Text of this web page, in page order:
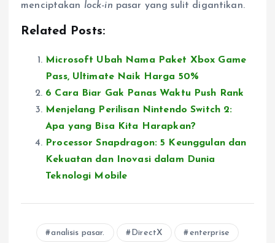
menciptakan lock-in pasar yang sulit digantikan.
Related Posts:
Microsoft Ubah Nama Paket Xbox Game
Pass, Ultimate Naik Harga 50%
6 Cara Biar Gak Panas Waktu Push Rank
Menjelang Perilisan Nintendo Switch 2:
Apa yang Bisa Kita Harapkan?
Processor Snapdragon: 5 Keunggulan dan
Kekuatan dan Inovasi dalam Dunia
Teknologi Mobile
analisis pasar. DirectX enterprise